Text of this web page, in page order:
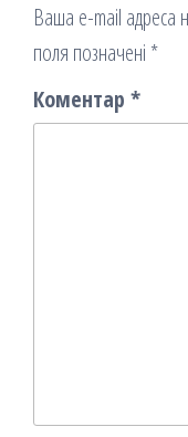
Ваша e-mail адреса
поля позначені *
Коментар *